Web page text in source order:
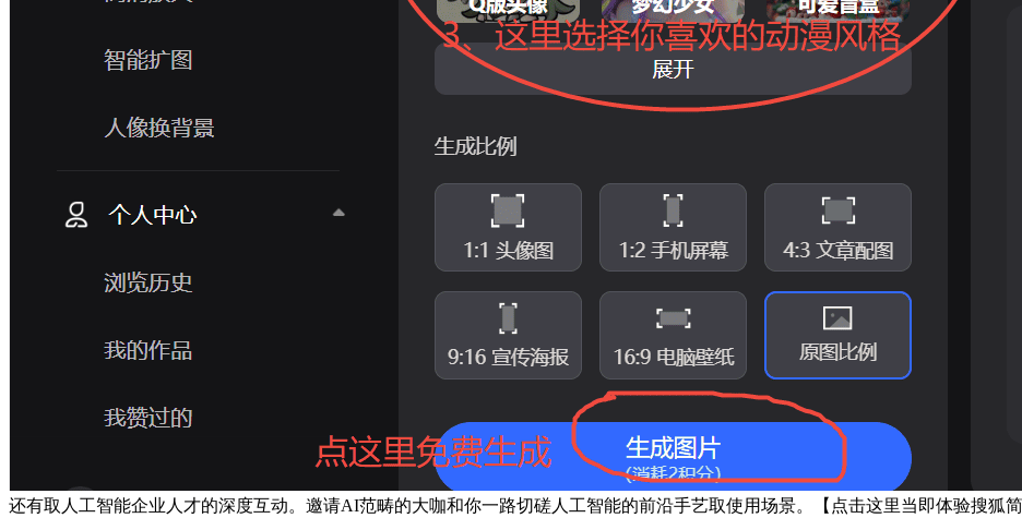
还有取人工智能企业人才的深度互动。邀请AI范畴的大咖和你一路切磋人工智能的前沿手艺取使用场景。【点击这里当即体验搜狐